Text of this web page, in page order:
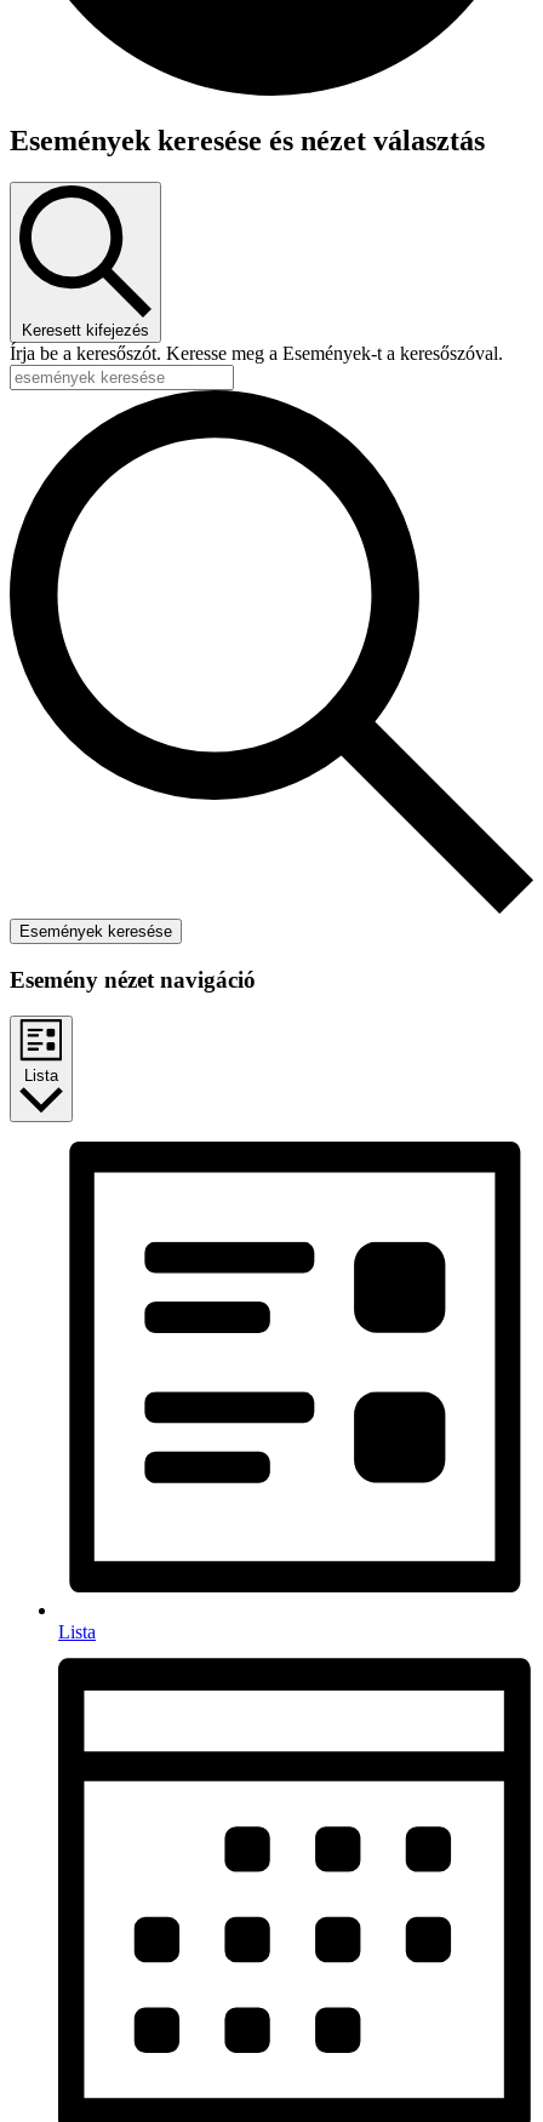
Események keresése és nézet választás
Keresett kifejezés
Írja be a keresőszót. Keresse meg a Események-t a keresőszóval.
Események keresése
Esemény nézet navigáció
Lista
Lista